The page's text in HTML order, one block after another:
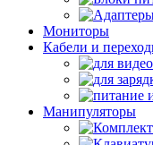
Мониторы
Кабели и
Манипуляторы